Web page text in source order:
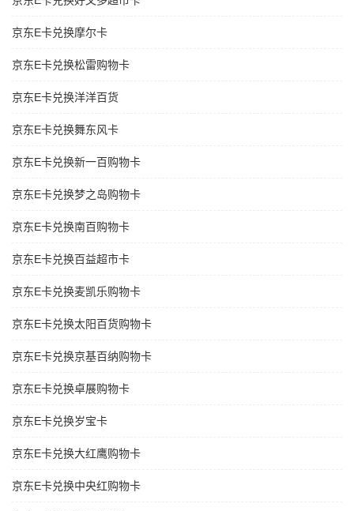
京东E卡兑换摩尔卡
京东E卡兑换松雷购物卡
京东E卡兑换洋洋百货
京东E卡兑换舞东风卡
京东E卡兑换新一百购物卡
京东E卡兑换梦之岛购物卡
京东E卡兑换南百购物卡
京东E卡兑换百益超市卡
京东E卡兑换麦凯乐购物卡
京东E卡兑换太阳百货购物卡
京东E卡兑换京基百纳购物卡
京东E卡兑换卓展购物卡
京东E卡兑换岁宝卡
京东E卡兑换大红鹰购物卡
京东E卡兑换中央红购物卡